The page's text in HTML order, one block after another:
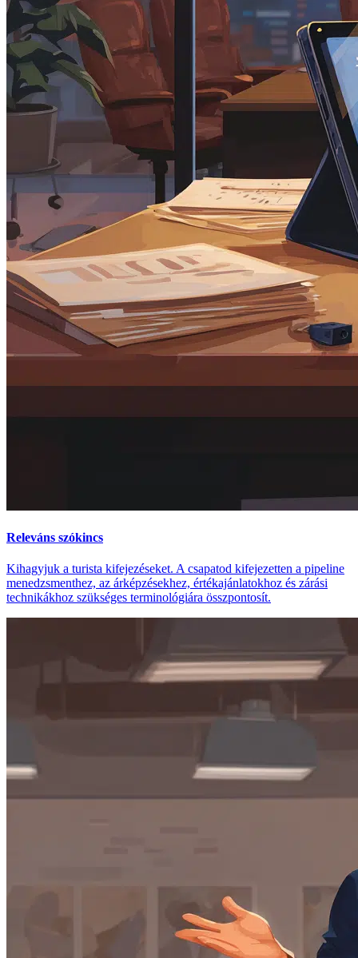
Releváns szókincs
Kihagyjuk a turista kifejezéseket. A csapatod kifejezetten a pipeline
menedzsmenthez, az árképzésekhez, értékajánlatokhoz és zárási
technikákhoz szükséges terminológiára összpontosít.